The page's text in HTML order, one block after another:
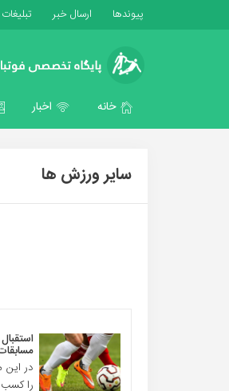
پیوندها ارسال خبر تبلیغات
خانه اخبار
سایر ورزش ها
را کسب